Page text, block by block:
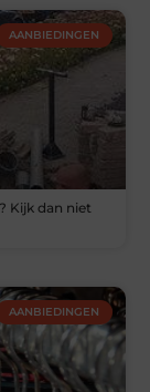
AANBIEDINGEN
Kijk dan niet
AANBIEDINGEN